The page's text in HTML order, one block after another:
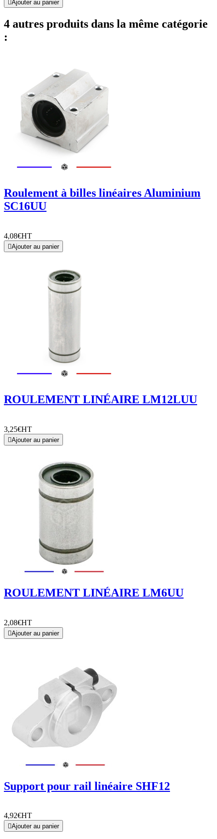
Ajouter au panier
4 autres produits dans la même catégorie
:
Roulement à billes linéaires Aluminium
SC16UU
4,08€HT
Ajouter au panier
ROULEMENT LINÉAIRE LM12LUU
3,25€HT
Ajouter au panier
ROULEMENT LINÉAIRE LM6UU
2,08€HT
Ajouter au panier
Support pour rail linéaire SHF12
4,92€HT
Ajouter au panier